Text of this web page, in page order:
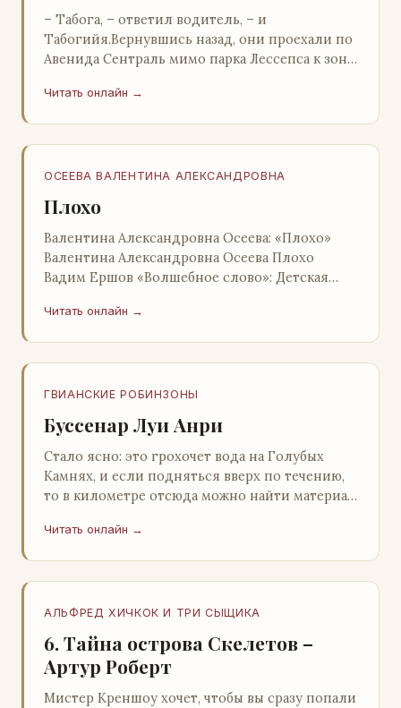
– Табога, – ответил водитель, – и
Табогийя.Вернувшись назад, они проехали по
Авенида Сентраль мимо парка Лессепса к зоне
отель…
Читать онлайн →
ОСЕЕВА ВАЛЕНТИНА АЛЕКСАНДРОВНА
Плохо
Валентина Александровна Осеева: «Плохо»
Валентина Александровна Осеева Плохо
Вадим Ершов «Волшебное слово»: Детская
Александровна ОСЕЕВ…
Читать онлайн →
ГВИАНСКИЕ РОБИНЗОНЫ
Буссенар Луи Анри
Стало ясно: это грохочет вода на Голубых
Камнях, и если подняться вверх по течению,
то в километре отсюда можно найти материал
крас…
Читать онлайн →
АЛЬФРЕД ХИЧКОК И ТРИ СЫЩИКА
6. Тайна острова Скелетов –
Артур Роберт
Мистер Креншоу хочет, чтобы вы сразу попали